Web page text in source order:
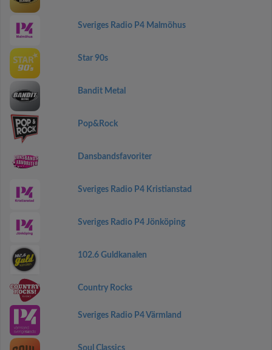
Sveriges Radio P4 Malmöhus
Star 90s
Bandit Metal
Pop&Rock
Dansbandsfavoriter
Sveriges Radio P4 Kristianstad
Sveriges Radio P4 Jönköping
102.6 Guldkanalen
Country Rocks
Sveriges Radio P4 Värmland
Soul Classics